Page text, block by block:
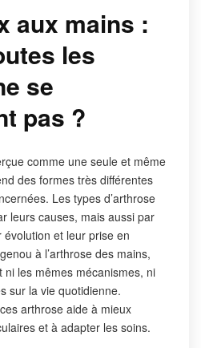
aux mains :
les
se
pas ?
comme une seule et même
des formes très différentes
Les types d’arthrose
leurs causes, mais aussi par
et leur prise en
à l’arthrose des mains,
ni les mêmes mécanismes, ni
sur la vie quotidienne.
arthrose aide à mieux
et à adapter les soins.